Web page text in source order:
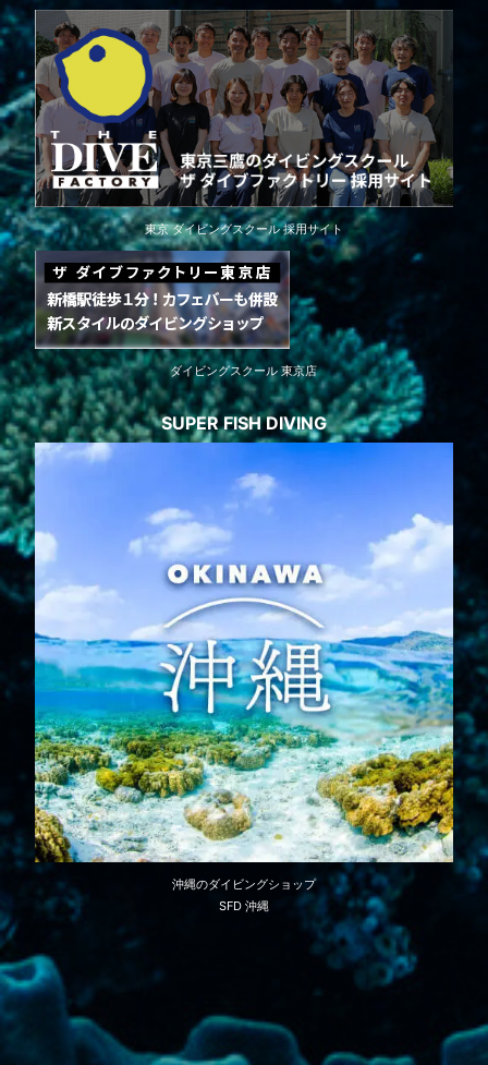
東京 ダイビングスクール 採用サイト
ダイビングスクール 東京店
SUPER FISH DIVING
沖縄のダイビングショップ
SFD 沖縄